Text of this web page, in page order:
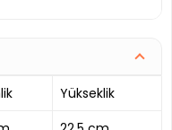
Yükseklik